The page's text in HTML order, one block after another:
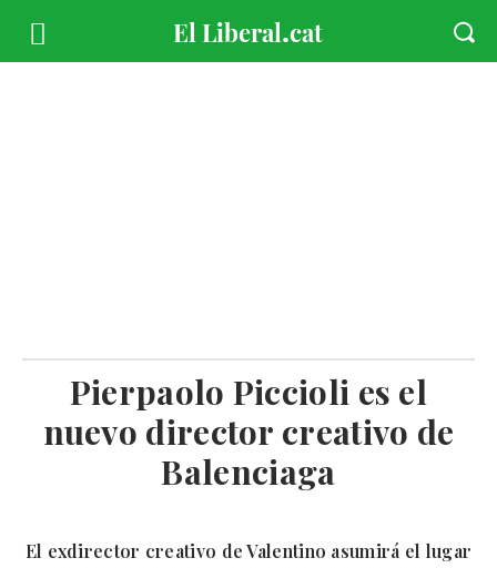
Pierpaolo Piccioli es el
nuevo director creativo de
Balenciaga
El exdirector creativo de Valentino asumirá el lugar